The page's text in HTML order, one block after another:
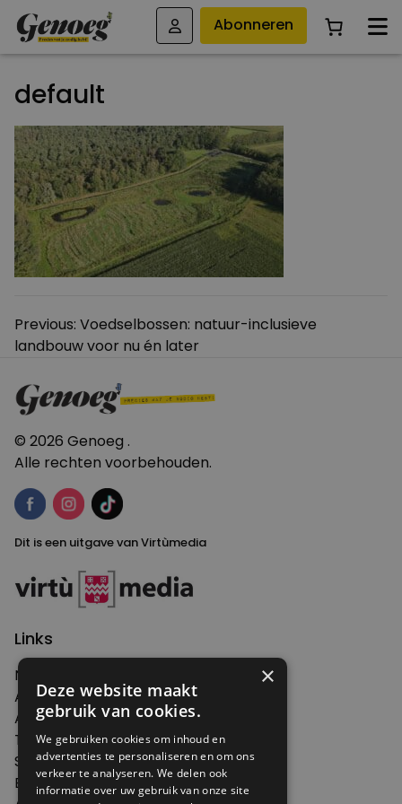
Abonneren
default
Bericht
navigatie
Previous: Voedselbossen: natuur-inclusieve
landbouw voor nu én later
© 2026 Genoeg .
Alle rechten voorbehouden.
Dit is een uitgave van Virtùmedia
Links
Nieuws
Artikelen
Agenda
Thema's
Shop
Edities
×
Deze website maakt
gebruik van cookies.
We gebruiken cookies om inhoud en
advertenties te personaliseren en om ons
verkeer te analyseren. We delen ook
informatie over uw gebruik van onze site